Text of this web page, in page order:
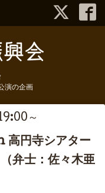
演の企画
～
高円寺シアター
弁士：佐々木亜